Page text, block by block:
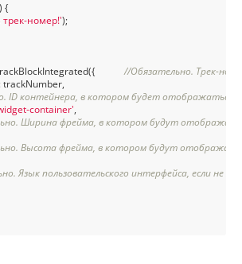
{
номер!');
//Обязательно. Трек-
: trackNumber,
ID контейнера, в котором будет отображаться
container',
Ширина фрейма, в котором будут
Высота фрейма, в котором будут
Язык пользовательского интерфейса, если не